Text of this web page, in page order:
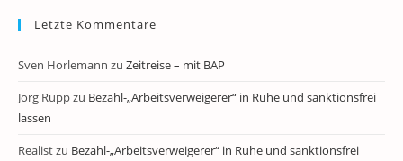
Letzte Kommentare
Sven Horlemann zu Zeitreise – mit BAP
Jörg Ruppzu Bezahl-„Arbeitsverweigerer“ in Ruhe und sanktionsfrei
lassen
Realistzu Bezahl-„Arbeitsverweigerer“ in Ruhe und sanktionsfrei